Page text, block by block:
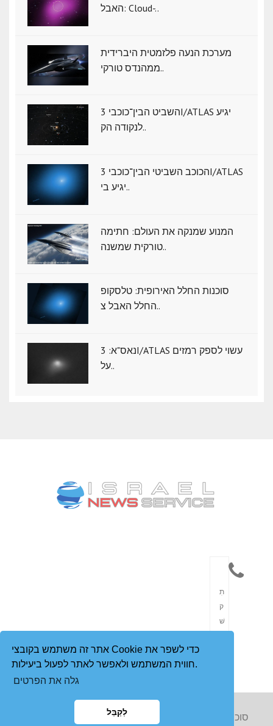
אתר זה משתמש בקובצי Cookie כדי לשפר את
חווית המשתמש ולאפשר לאתר לפעול ביעילות.
גלה את הפרטים
לְקַבֵּל
האבל: Cloud-..
מערכת הנעה פלזמטית היברידית
ממהנדס טורקי..
השביט הבין־כוכבי 3I/ATLAS יגיע
לנקודה הק..
הכוכב השביטי הבין־כוכבי 3I/ATLAS
יגיע בי..
המנוע שמנקה את העולם: חתימה
טורקית שמשנה..
סוכנות החלל האירופית: טלסקופ
החלל האבל צ..
נאס"א: ‏3I/ATLAS עשוי לספק רמזים
על..
תִ
ק
שׁ